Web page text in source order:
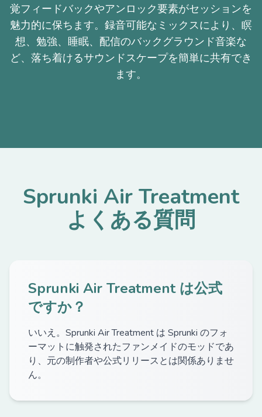
覚フィードバックやアンロック要素がセッションを
魅力的に保ちます。録音可能なミックスにより、瞑
想、勉強、睡眠、配信のバックグラウンド音楽な
ど、落ち着けるサウンドスケープを簡単に共有でき
ます。
Sprunki Air Treatment
よくある質問
Sprunki Air Treatment は公式
ですか？
いいえ。Sprunki Air Treatment は Sprunki のフォ
ーマットに触発されたファンメイドのモッドであ
り、元の制作者や公式リリースとは関係ありませ
ん。